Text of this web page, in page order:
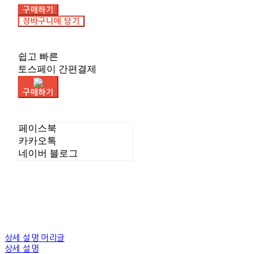
구매하기
장바구니에 담기
쉽고 빠른
토스페이 간편결제
구매하기
페이스북
카카오톡
네이버 블로그
상세 설명 머리글
상세 설명